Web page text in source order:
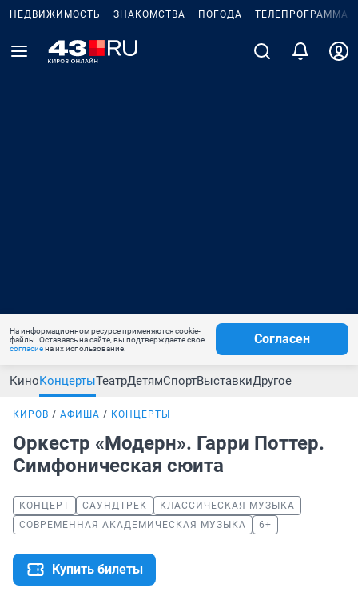
НЕДВИЖИМОСТЬ ЗНАКОМСТВА ПОГОДА ТЕЛЕПРОГРАММА
На информационном ресурсе применяются cookie-
файлы. Оставаясь на сайте, вы подтверждаете свое
согласиена их использование.
Согласен
КиноКонцертыТеатрДетямСпортВыставкиДругое
КИРОВ АФИША КОНЦЕРТЫ
Оркестр «Модерн». Гарри Поттер.
Симфоническая сюита
КОНЦЕРТ САУНДТРЕК
КЛАССИЧЕСКАЯ МУЗЫКА
СОВРЕМЕННАЯ АКАДЕМИЧЕСКАЯ МУЗЫКА
6+
Купить билеты